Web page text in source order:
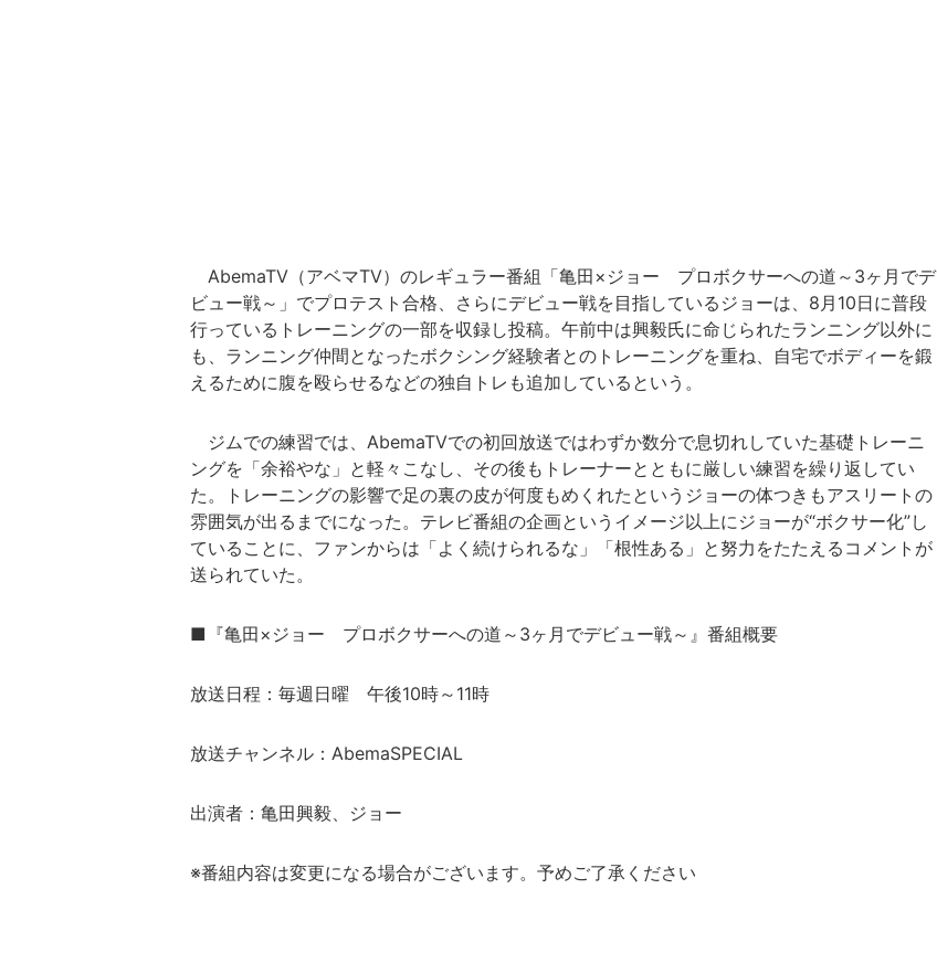
AbemaTV（アベマTV）のレギュラー番組「亀田×ジョー プロボクサーへの道～3ヶ月でデ
ビュー戦～」でプロテスト合格、さらにデビュー戦を目指しているジョーは、8月10日に普段
行っているトレーニングの一部を収録し投稿。午前中は興毅氏に命じられたランニング以外に
も、ランニング仲間となったボクシング経験者とのトレーニングを重ね、自宅でボディーを鍛
えるために腹を殴らせるなどの独自トレも追加しているという。
ジムでの練習では、AbemaTVでの初回放送ではわずか数分で息切れしていた基礎トレーニ
ングを「余裕やな」と軽々こなし、その後もトレーナーとともに厳しい練習を繰り返してい
た。トレーニングの影響で足の裏の皮が何度もめくれたというジョーの体つきもアスリートの
雰囲気が出るまでになった。テレビ番組の企画というイメージ以上にジョーが“ボクサー化”し
ていることに、ファンからは「よく続けられるな」「根性ある」と努力をたたえるコメントが
送られていた。
■『亀田×ジョー プロボクサーへの道～3ヶ月でデビュー戦～』番組概要
放送日程：毎週日曜 午後10時～11時
放送チャンネル：AbemaSPECIAL
出演者：亀田興毅、ジョー
※番組内容は変更になる場合がございます。予めご了承ください